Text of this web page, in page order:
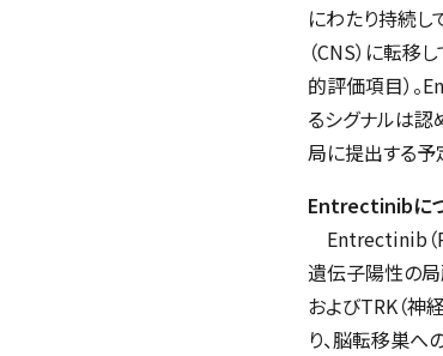
にわたり持続し
（CNS）に転
的評価項目）。
るシグナルは認
局に提出する予
Entrectinibに
Entrectinib（
遺伝子陽性の局
およびTRK（神
り、脳転移巣へ